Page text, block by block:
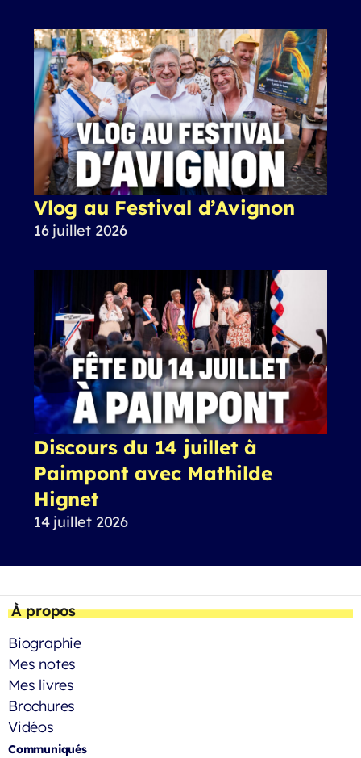
Vlog au Festival d’Avignon
16 juillet 2026
Discours du 14 juillet à
Paimpont avec Mathilde
Hignet
14 juillet 2026
À propos
Biographie
Mes notes
Mes livres
Brochures
Vidéos
Communiqués